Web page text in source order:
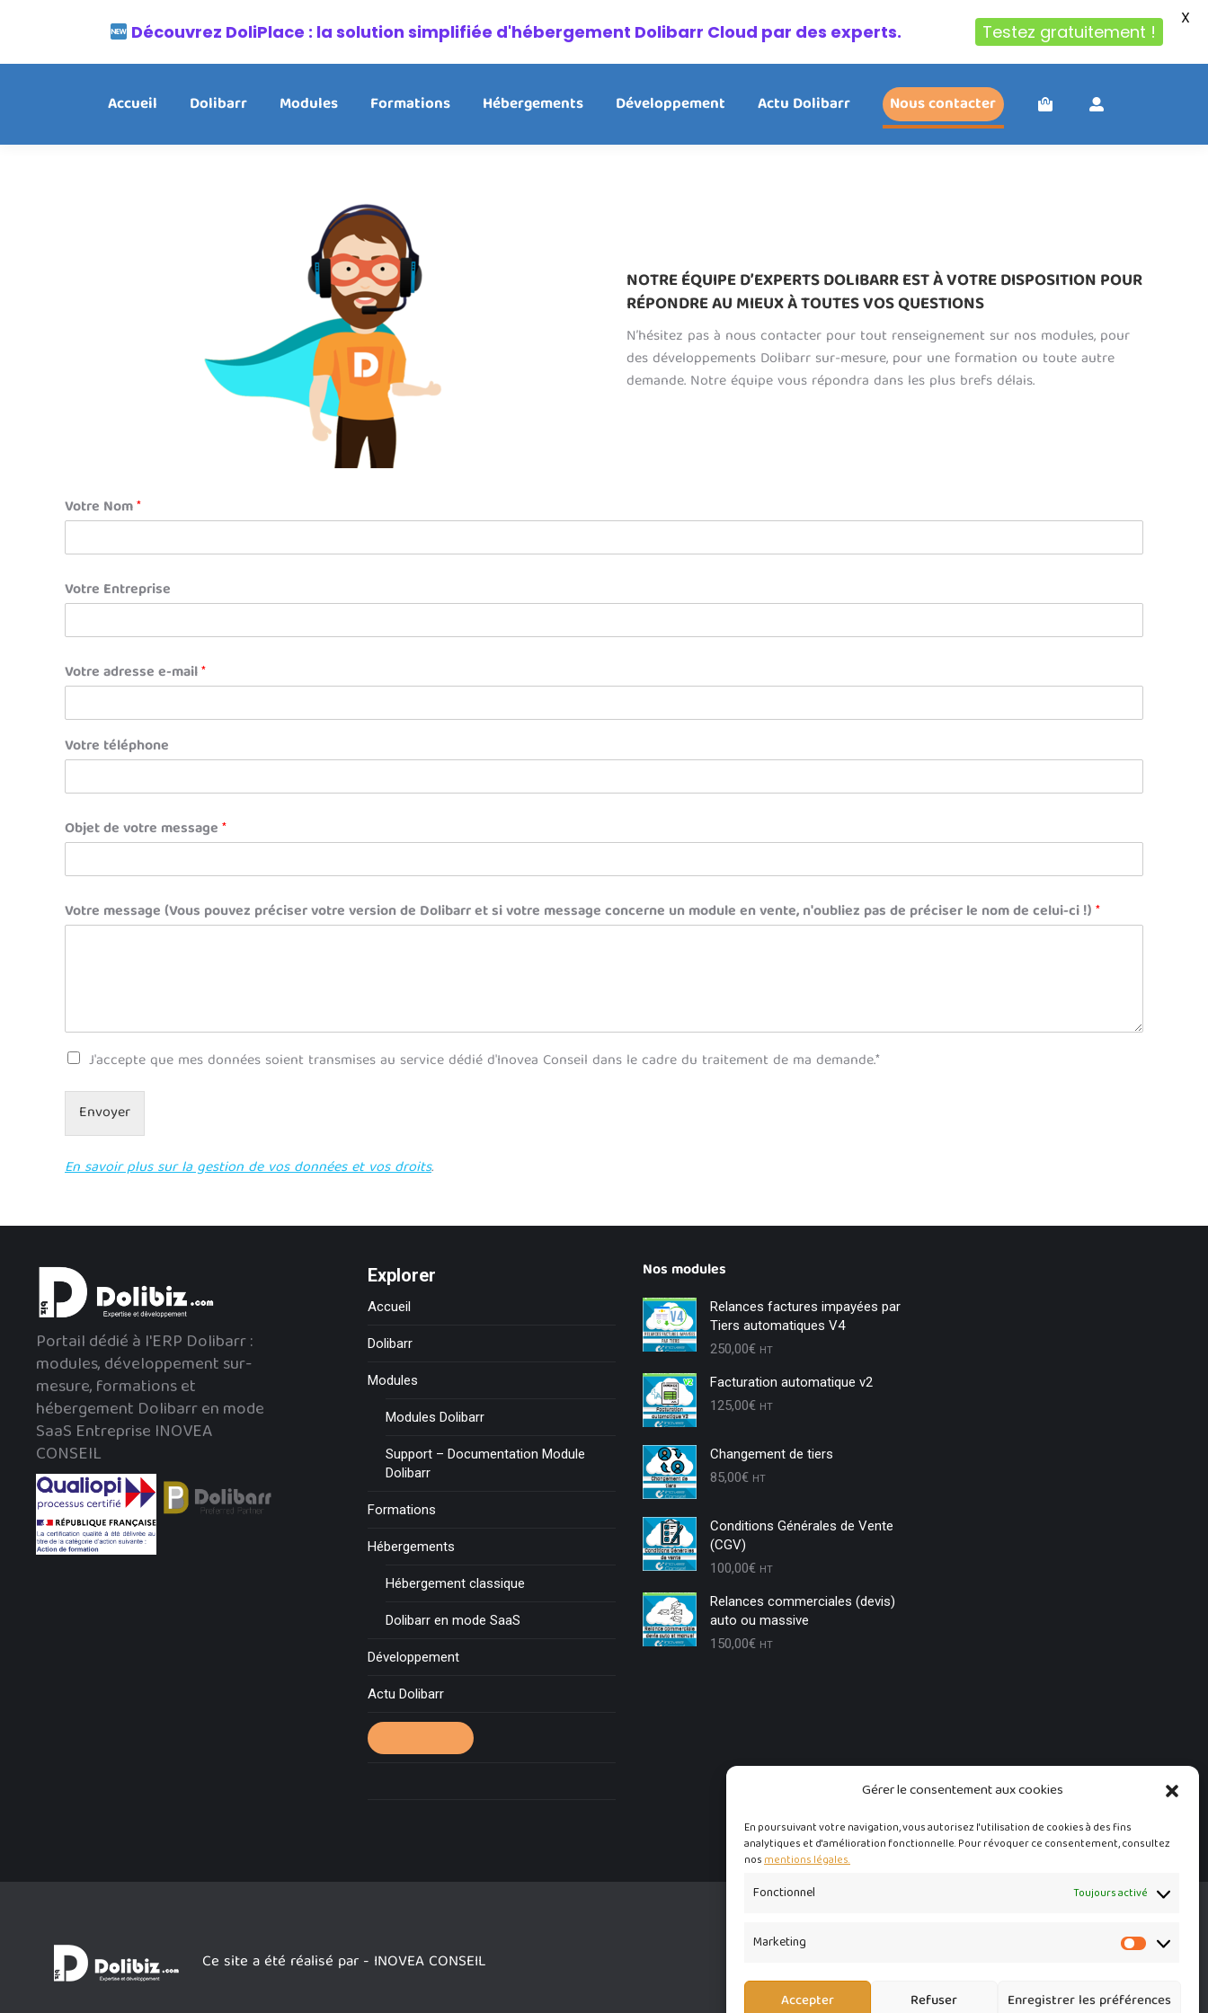
Gérer le consentement aux cookies
En poursuivant votre navigation, vous autorisez l'utilisation de cookies à des fins
analytiques et d'amélioration fonctionnelle. Pour révoquer ce consentement, consultez
nosmentions légales.
Fonctionnel Toujours activé
Marketing Marketing
Accepter Refuser Enregistrer les préférences
Accueil Dolibarr Modules Formations Hébergements Développement Actu Dolibarr Nous contacter
NOTRE ÉQUIPE D’EXPERTS DOLIBARR EST À VOTRE DISPOSITION POUR
RÉPONDRE AU MIEUX À TOUTES VOS QUESTIONS
N’hésitez pas à nous contacter pour tout renseignement sur nos modules, pour
des développements Dolibarr sur-mesure, pour une formation ou toute autre
demande. Notre équipe vous répondra dans les plus brefs délais.
Votre Nom*
Votre Entreprise
Votre adresse e-mail*
Votre téléphone
Objet de votre message*
Votre message (Vous pouvez préciser votre version de Dolibarr et si votre message concerne un module en vente, n'oubliez pas de préciser le nom de celui-ci !)*
R
P
*
J'accepte que mes données soient transmises au service dédié d'Inovea Conseil dans le cadre du traitement de ma demande.*
Envoyer
En savoir plus sur la gestion de vos données et vos droits.
Portail dédié à l'ERP Dolibarr :
modules, développement sur-
mesure, formations et
hébergement Dolibarr en mode
SaaS Entreprise INOVEA
CONSEIL
Explorer
Accueil
Dolibarr
Modules
Modules Dolibarr
Support – Documentation Module
Dolibarr
Formations
Hébergements
Hébergement classique
Dolibarr en mode SaaS
Développement
Actu Dolibarr
Nos modules
Relances factures impayées par
Tiers automatiques V4
250,00€ HT
Facturation automatique v2
125,00€ HT
Changement de tiers
85,00€ HT
Conditions Générales de Vente
(CGV)
100,00€ HT
Relances commerciales (devis)
auto ou massive
150,00€ HT
Ce site a été réalisé par - INOVEA CONSEIL
Découvrez DoliPlace : la solution simplifiée d'hébergement Dolibarr Cloud par des experts. Testez gratuitement !
X